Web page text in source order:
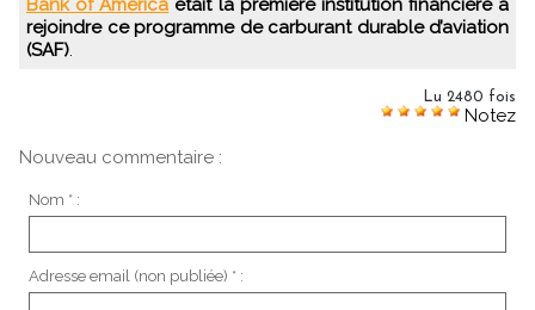
Bank of America était la première institution financière à
rejoindre ce programme de carburant durable d’aviation
(SAF).
Lu 2480 fois
Notez
Nouveau commentaire :
Nom * :
Adresse email (non publiée) * :